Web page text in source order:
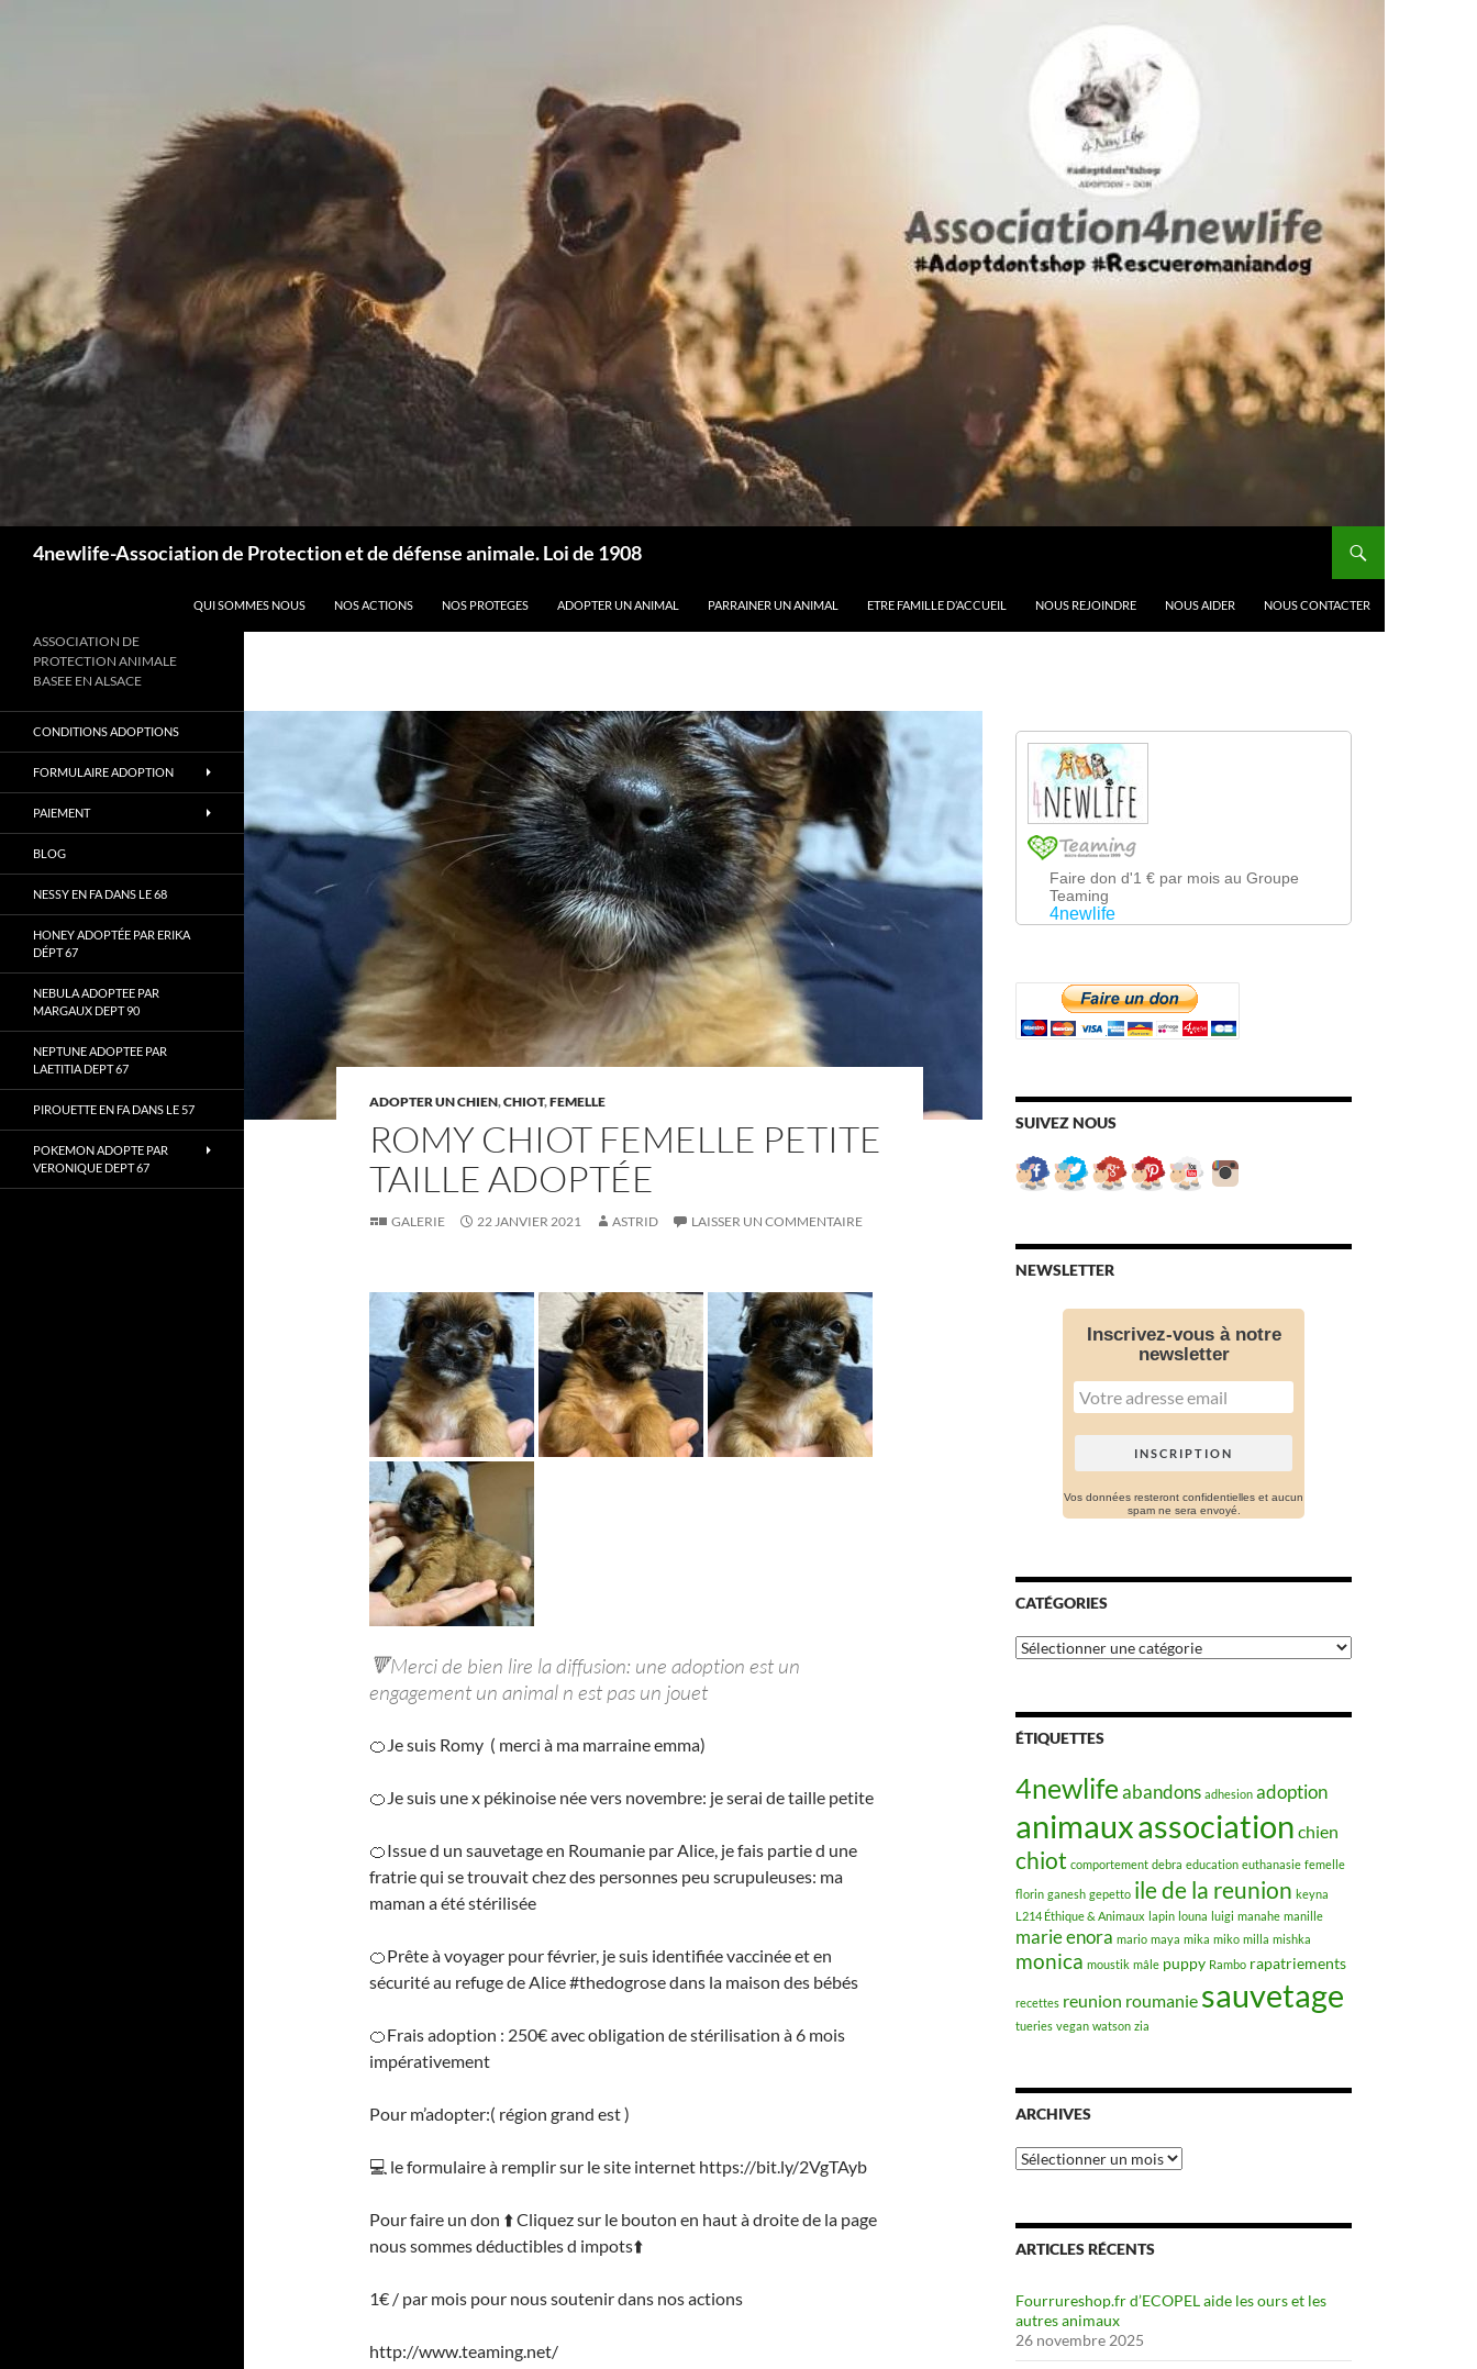
4newlife-Association de Protection et de défense animale. Loi de 1908
QUI SOMMES NOUS
NOS ACTIONS NOS PROTEGES ADOPTER UN ANIMAL PARRAINER UN ANIMAL ETRE FAMILLE D’ACCUEIL NOUS REJOINDRE NOUS AIDER NOUS CONTACTER
ADOPTER UN CHIEN,CHIOT,FEMELLE
ROMY CHIOT FEMELLE PETITE
TAILLE ADOPTÉE
GALERIE 22 JANVIER 2021 ASTRID LAISSER UN COMMENTAIRE
🔻Merci de bien lire la diffusion: une adoption est un
engagement un animal n est pas un jouet
🍊Je suis Romy ( merci à ma marraine emma)
🍊Je suis une x pékinoise née vers novembre: je serai de taille petite
🍊Issue d un sauvetage en Roumanie par Alice, je fais partie d une
fratrie qui se trouvait chez des personnes peu scrupuleuses: ma
maman a été stérilisée
🍊Prête à voyager pour février, je suis identifiée vaccinée et en
sécurité au refuge de Alice #thedogrose dans la maison des bébés
🍊Frais adoption : 250€ avec obligation de stérilisation à 6 mois
impérativement
Pour m’adopter:( région grand est )
💻 le formulaire à remplir sur le site internet https://bit.ly/2VgTAyb
Pour faire un don ⬆️ Cliquez sur le bouton en haut à droite de la page
nous sommes déductibles d impots⬆️
1€ / par mois pour nous soutenir dans nos actions
http://www.teaming.net/
SUIVEZ NOUS
NEWSLETTER
Inscrivez-vous à notre
newsletter
Vos données resteront confidentielles et aucun
spam ne sera envoyé.
CATÉGORIES
Catégories
ÉTIQUETTES
4newlifeabandons adhesion adoption
animauxassociation chien
chiot comportement debra education euthanasie femelle
florin ganesh gepetto ile de la reunion keyna
L214 Éthique & Animaux lapin louna luigi manahe manille
marie enora mario maya mika miko milla mishka
monica moustik mâle puppy Rambo rapatriements
recettes reunion roumanie sauvetage
tueries vegan watson zia
ARCHIVES
Archives
ARTICLES RÉCENTS
Fourrureshop.fr d’ECOPEL aide les ours et les
autres animaux
26 novembre 2025
ASSOCIATION DE
PROTECTION ANIMALE
BASEE EN ALSACE
CONDITIONS ADOPTIONS
FORMULAIRE ADOPTION
PAIEMENT
BLOG
NESSY EN FA DANS LE 68
HONEY ADOPTÉE PAR ERIKA
DÉPT 67
NEBULA ADOPTEE PAR
MARGAUX DEPT 90
NEPTUNE ADOPTEE PAR
LAETITIA DEPT 67
PIROUETTE EN FA DANS LE 57
POKEMON ADOPTE PAR
VERONIQUE DEPT 67